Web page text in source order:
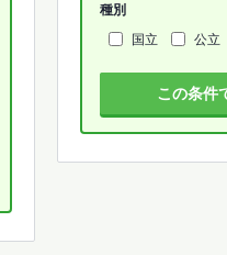
種別
国立
公立
この条件